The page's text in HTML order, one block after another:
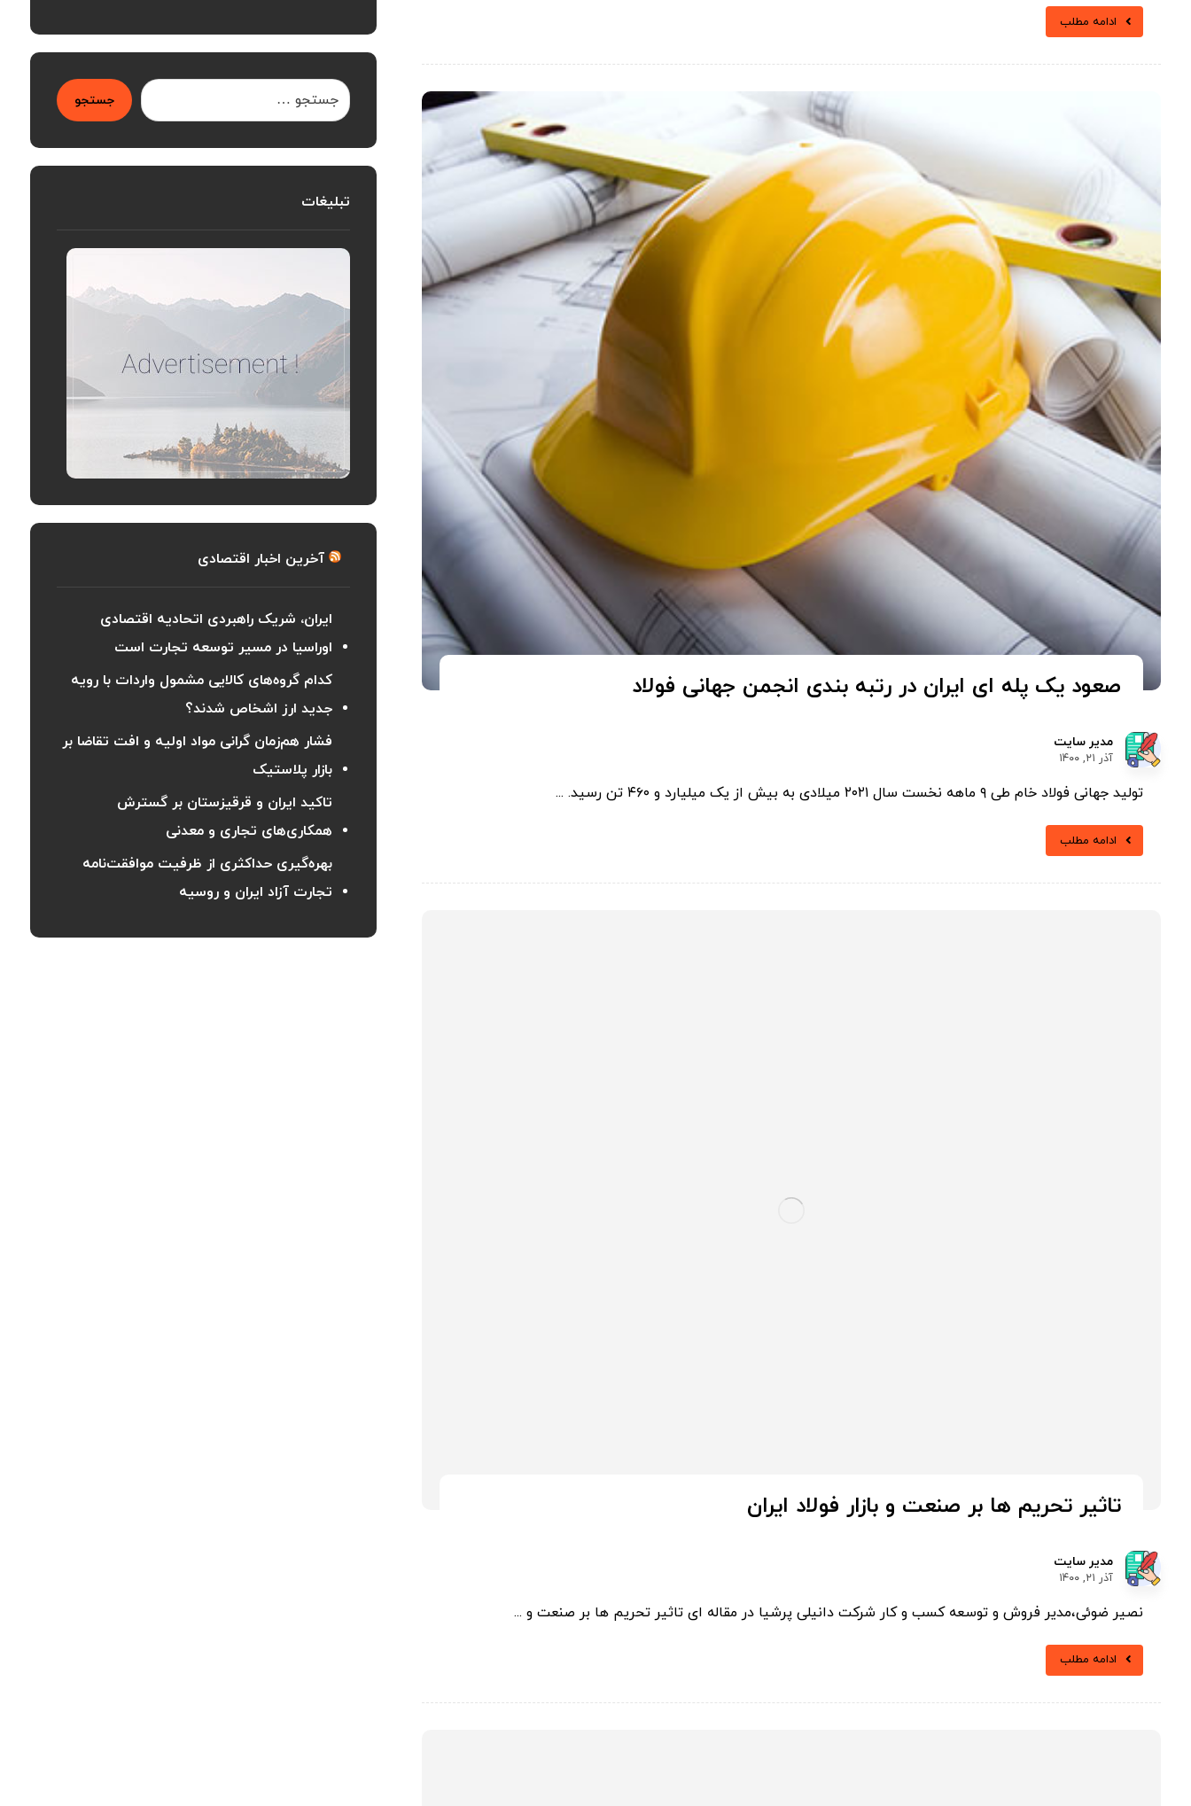
ادامه مطلب
صعود یک پله ای ایران در رتبه بندی انجمن جهانی فولاد
مدیر سایت
آذر ۲۱, ۱۴۰۰
تولید جهانی فولاد خام طی ۹ ماهه نخست سال ۲۰۲۱ میلادی به بیش از یک میلیارد و ۴۶۰ تن رسید. ...
ادامه مطلب
تاثیر تحریم ها بر صنعت و بازار فولاد ایران
مدیر سایت
آذر ۲۱, ۱۴۰۰
نصیر ضوئی،مدیر فروش و توسعه کسب و کار شرکت دانیلی پرشیا در مقاله ای تاثیر تحریم ها بر صنعت و ...
ادامه مطلب
جستجو
تبلیغات
آخرین اخبار اقتصادی
ایران، شریک راهبردی اتحادیه اقتصادی
اوراسیا در مسیر توسعه تجارت است
کدام گروه‌های کالایی مشمول واردات با رویه
جدید ارز اشخاص شدند؟
فشار هم‌زمان گرانی مواد اولیه و افت تقاضا بر
بازار پلاستیک
تاکید ایران و قرقیزستان بر گسترش
همکاری‌های تجاری و معدنی
بهره‌گیری حداکثری از ظرفیت موافقت‌نامه
تجارت آزاد ایران و روسیه